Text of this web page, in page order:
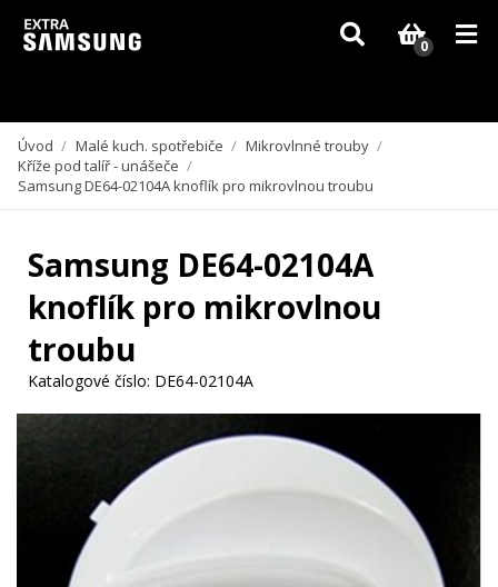
Vzhledem k aktuální situaci se může dodání dílů, které nejsou skladem,
zpozdit. Děkujeme za pochopení.
0
Úvod / Malé kuch. spotřebiče / Mikrovlnné trouby /
Kříže pod talíř - unášeče /
Samsung DE64-02104A knoflík pro mikrovlnou troubu
Samsung DE64-02104A
knoflík pro mikrovlnou
troubu
Katalogové číslo: DE64-02104A